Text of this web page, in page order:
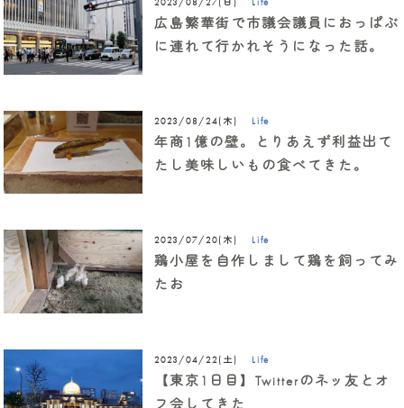
2023/08/27(日)
広島繁華街で市議会議員におっぱぶ
に連れて行かれそうになった話。
2023/08/24(木) Life
年商1億の壁。とりあえず利益出て
たし美味しいもの食べてきた。
2023/07/20(木) Life
鶏小屋を自作しまして鶏を飼ってみ
たお
2023/04/22(土) Life
【東京1日目】Twitterのネッ友とオ
フ会してきた